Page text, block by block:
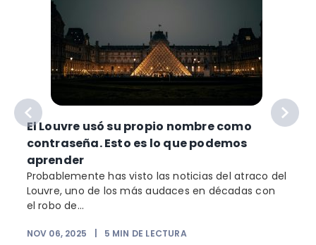
El Louvre usó su propio nombre como
contraseña. Esto es lo que podemos
aprender
Probablemente has visto las noticias del atraco del
Louvre, uno de los más audaces en décadas con
el robo de...
NOV 06, 2025 5 MIN DE LECTURA